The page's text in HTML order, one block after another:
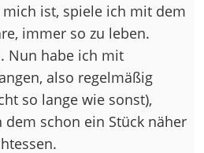
ist, spiele ich mit dem
immer so zu leben.
Nun habe ich mit
also regelmäßig
so lange wie sonst),
schon ein Stück näher